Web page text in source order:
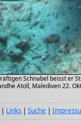
Schnabel beisst er
Atoll, Malediven 22.
| Links |Suche |